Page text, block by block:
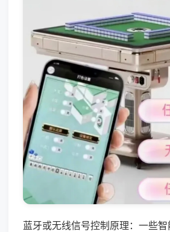
蓝牙或无线信号控制原理：一些